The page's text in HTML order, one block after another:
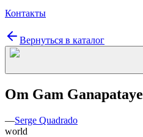
Контакты
Вернуться в каталог
Om Gam Ganapataye
—Serge Quadrado
world